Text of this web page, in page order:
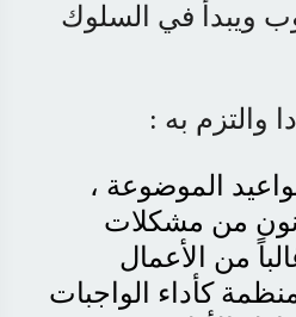
ويبدأ في السلوك
الموضوعة ،
من مشكلات
من الأعمال
كأداء الواجبات